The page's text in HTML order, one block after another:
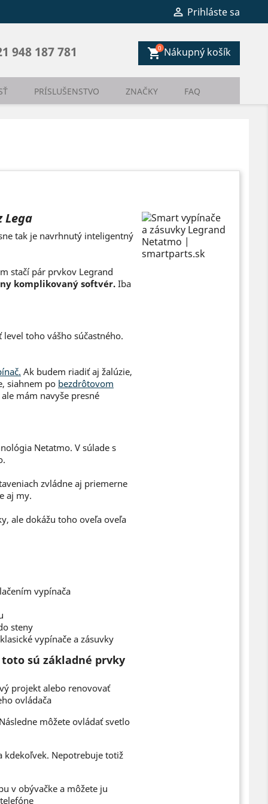
 Prihláste sa
shopping_cart Nákupný košík
0
948 187 781
PRÍSLUŠENSTVO ZNAČKY FAQ
Lega
tak je navrhnutý inteligentný
stačí pár prvkov Legrand
komplikovaný softvér. Iba
toho vášho súčastného.
Ak budem riadiť aj žalúzie,
siahnem po bezdrôtovom
mám navyše presné
Netatmo. V súlade s
zvládne aj priemerne
aj my.
ale dokážu toho oveľa oveľa
vypínača
steny
vypínače a zásuvky
sú základné prvky
projekt alebo renovovať
ovládača
môžete ovládať svetlo
Nepotrebuje totiž
v obývačke a môžete ju